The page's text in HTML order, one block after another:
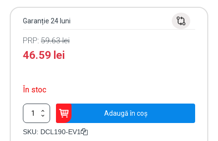
Garanție 24 luni
PRP: 59.63lei
46.59 lei
În stoc
Cantitate
Brat
standard
Adaugă în coș
SKU: DCL190-EV1